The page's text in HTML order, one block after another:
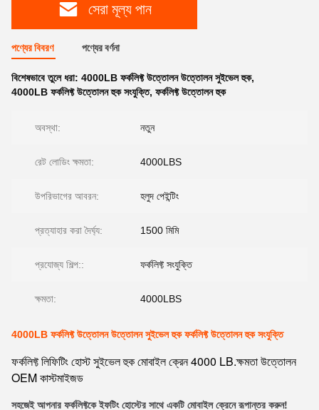
সেরা মূল্য পান
পণ্যের বিবরণ পণ্যের বর্ণনা
বিশেষভাবে তুলে ধরা: 4000LB ফর্কলিফ্ট উত্তোলন উত্তোলন সুইভেল হুক,
4000LB ফর্কলিফ্ট উত্তোলন হুক সংযুক্তি, ফর্কলিফ্ট উত্তোলন হুক
অবস্থা: নতুন
রেট লোডিং ক্ষমতা: 4000LBS
উপরিভাগের আবরন: হলুদ পেইন্টিং
প্রত্যাহার করা দৈর্ঘ্য: 1500 মিমি
প্রযোজ্য শিল্প:: ফর্কলিফ্ট সংযুক্তি
ক্ষমতা: 4000LBS
4000LB ফর্কলিফ্ট উত্তোলন উত্তোলন সুইভেল হুক ফর্কলিফ্ট উত্তোলন হুক সংযুক্তি
ফর্কলিফ্ট লিফিটিং হোস্ট সুইভেল হুক মোবাইল ক্রেন 4000 LB.ক্ষমতা উত্তোলন
OEM কাস্টমাইজড
সহজেই আপনার ফর্কলিফ্টকে ইফটিং হোস্টের সাথে একটি মোবাইল ক্রেনে রূপান্তর করুন!